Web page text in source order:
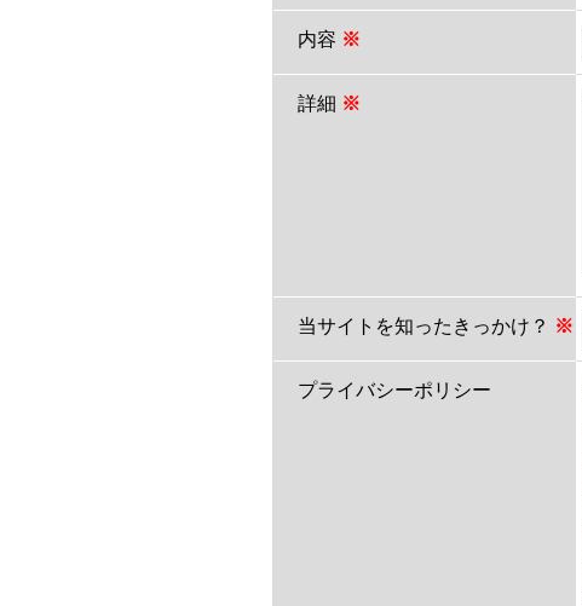
内容 ※
詳細 ※
当サイトを知ったきっかけ？ ※
プライバシーポリシー